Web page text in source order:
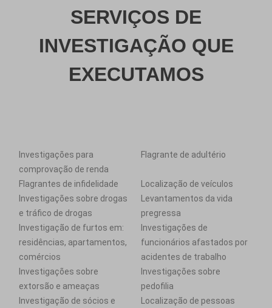
SERVIÇOS DE
INVESTIGAÇÃO QUE
EXECUTAMOS
Investigações para
comprovação de renda
Flagrante de adultério
Flagrantes de infidelidade
Localização de veículos
Investigações sobre drogas
e tráfico de drogas
Levantamentos da vida
pregressa
Investigação de furtos em:
residências, apartamentos,
comércios
Investigações de
funcionários afastados por
acidentes de trabalho
Investigações sobre
extorsão e ameaças
Investigações sobre
pedofilia
Investigação de sócios e
Localização de pessoas